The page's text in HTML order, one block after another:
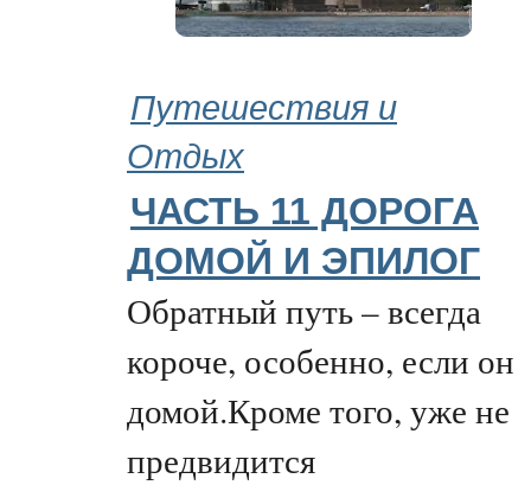
Путешествия и
Отдых
ЧАСТЬ 11 ДОРОГА
ДОМОЙ И ЭПИЛОГ
Обратный путь – всегда
короче, особенно, если он
домой.Кроме того, уже не
предвидится